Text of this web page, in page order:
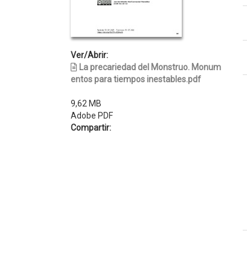
Ver/Abrir:
La precariedad del Monstruo. Monum
entos para tiempos inestables.pdf
9,62 MB
Adobe PDF
Compartir: